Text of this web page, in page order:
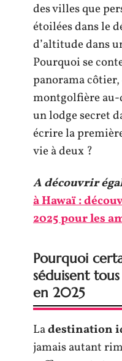
des villes que
étoilées dans le
d’altitude dans
Pourquoi se
panorama
montgolfière au-
un lodge secret
écrire la
vie à deux ?
A découvrir
à Hawaï :
2025 pour les
Pourquoi
séduisent
en 2025
Ladestination
jamais autant